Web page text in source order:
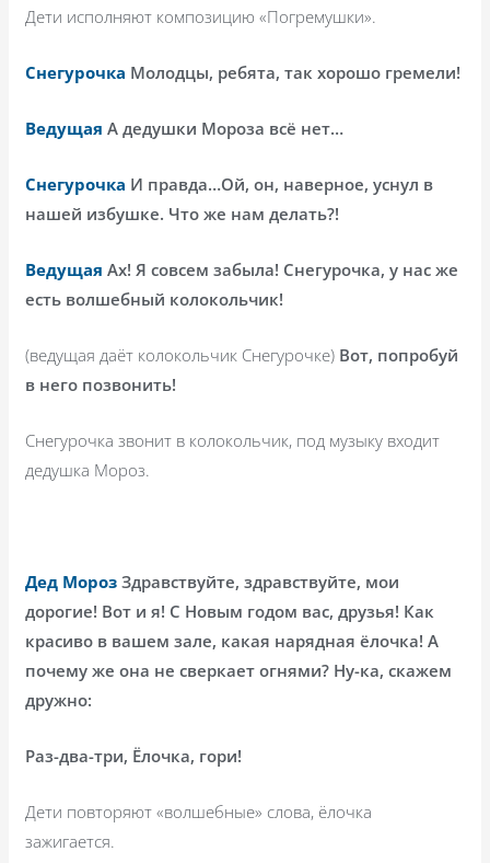
Дети исполняют композицию «Погремушки».
Снегурочка Молодцы, ребята, так хорошо гремели!
Ведущая А дедушки Мороза всё нет…
Снегурочка И правда…Ой, он, наверное, уснул в
нашей избушке. Что же нам делать?!
Ведущая Ах! Я совсем забыла! Снегурочка, у нас же
есть волшебный колокольчик!
(ведущая даёт колокольчик Снегурочке) Вот, попробуй
в него позвонить!
Снегурочка звонит в колокольчик, под музыку входит
дедушка Мороз.
Дед Мороз Здравствуйте, здравствуйте, мои
дорогие! Вот и я! С Новым годом вас, друзья! Как
красиво в вашем зале, какая нарядная ёлочка! А
почему же она не сверкает огнями? Ну-ка, скажем
дружно:
Раз-два-три, Ёлочка, гори!
Дети повторяют «волшебные» слова, ёлочка
зажигается.